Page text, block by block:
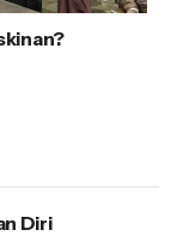
Diri